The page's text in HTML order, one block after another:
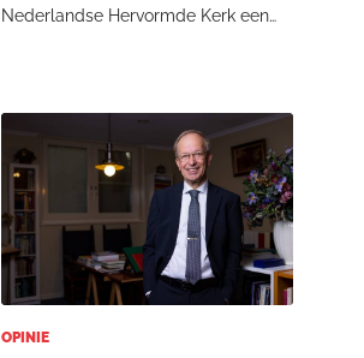
Nederlandse Hervormde Kerk een
niet meer van. Dat tellen was
nattevingerwerk. Tellers
OPINIE